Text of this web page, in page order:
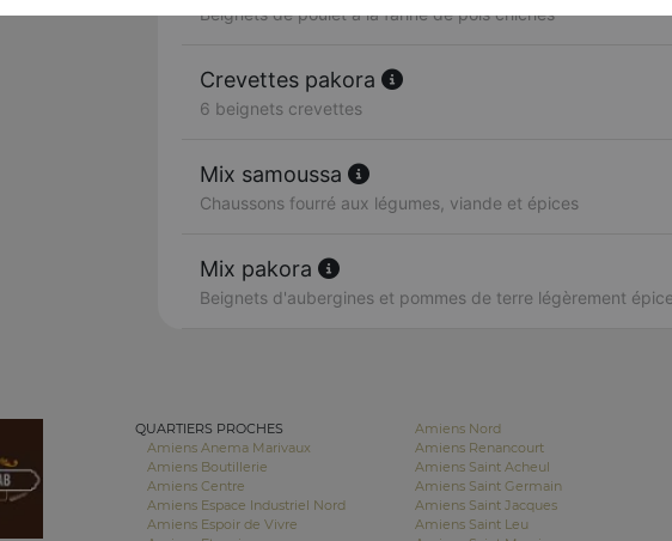
Beignets de poulet à la farine de pois chiches
Crevettes pakora
6 beignets crevettes
Mix samoussa
Chaussons fourré aux légumes, viande et épices
Mix pakora
Beignets d'aubergines et pommes de terre légèrement
QUARTIERS PROCHES
Amiens Anema Marivaux
Amiens Boutillerie
Amiens Centre
Amiens Espace Industriel Nord
Amiens Espoir de Vivre
Amiens Nord
Amiens Renancourt
Amiens Saint Acheul
Amiens Saint Germain
Amiens Saint Jacques
Amiens Saint Leu